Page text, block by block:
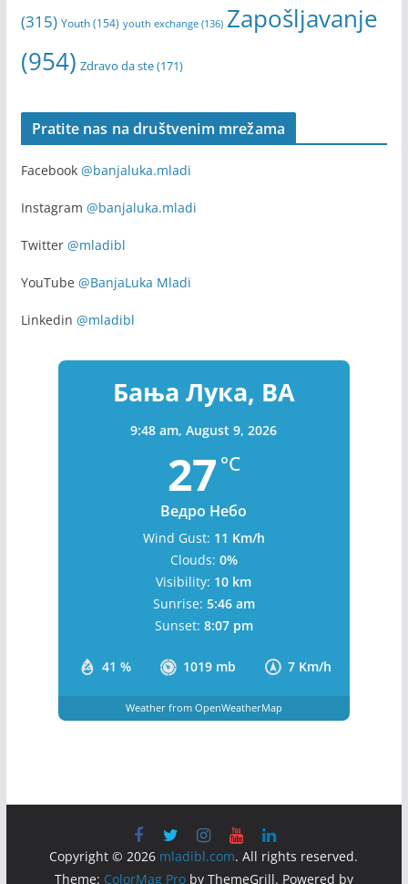
(315) Youth(154) youth exchange(136) Zapošljavanje
(954) Zdravo da ste(171)
Pratite nas na društvenim mrežama
Facebook @banjaluka.mladi
Instagram @banjaluka.mladi
Twitter @mladibl
YouTube @BanjaLuka Mladi
Linkedin @mladibl
Бања Лука, BA
9:48 am,August 9, 2026
27 °C
Ведро Небо
41 % 1019 mb 7 Km/h
Wind Gust: 11 Km/h
Clouds: 0%
Visibility: 10 km
Sunrise: 5:46 am
Sunset: 8:07 pm
Weather from OpenWeatherMap
Copyright © 2026 mladibl.com. All rights reserved.
Theme: ColorMag Proby ThemeGrill. Powered by